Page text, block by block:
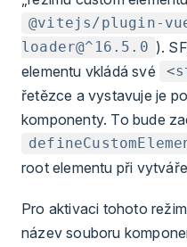
@vitejs/plugin-
loader@^16.5.0 ).
elementu vkládá své
řetězce a vystavuje je
komponenty. To bude
root elementu při
Pro aktivaci tohoto
název souboru